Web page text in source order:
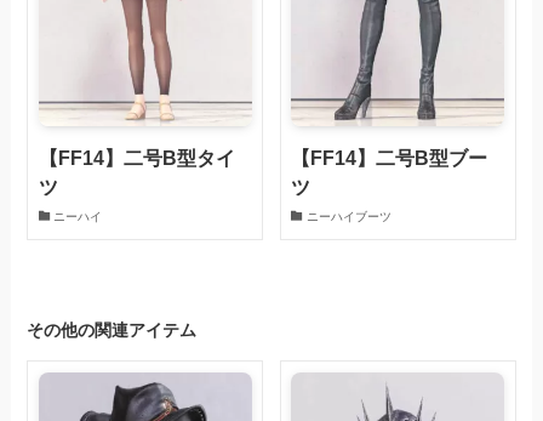
【FF14】二号B型タイ
ツ
ニーハイ
【FF14】二号B型ブー
ツ
ニーハイブーツ
その他の関連アイテム